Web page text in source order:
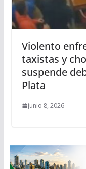
Violento
taxistas y
suspende
Plata
junio 8, 2026